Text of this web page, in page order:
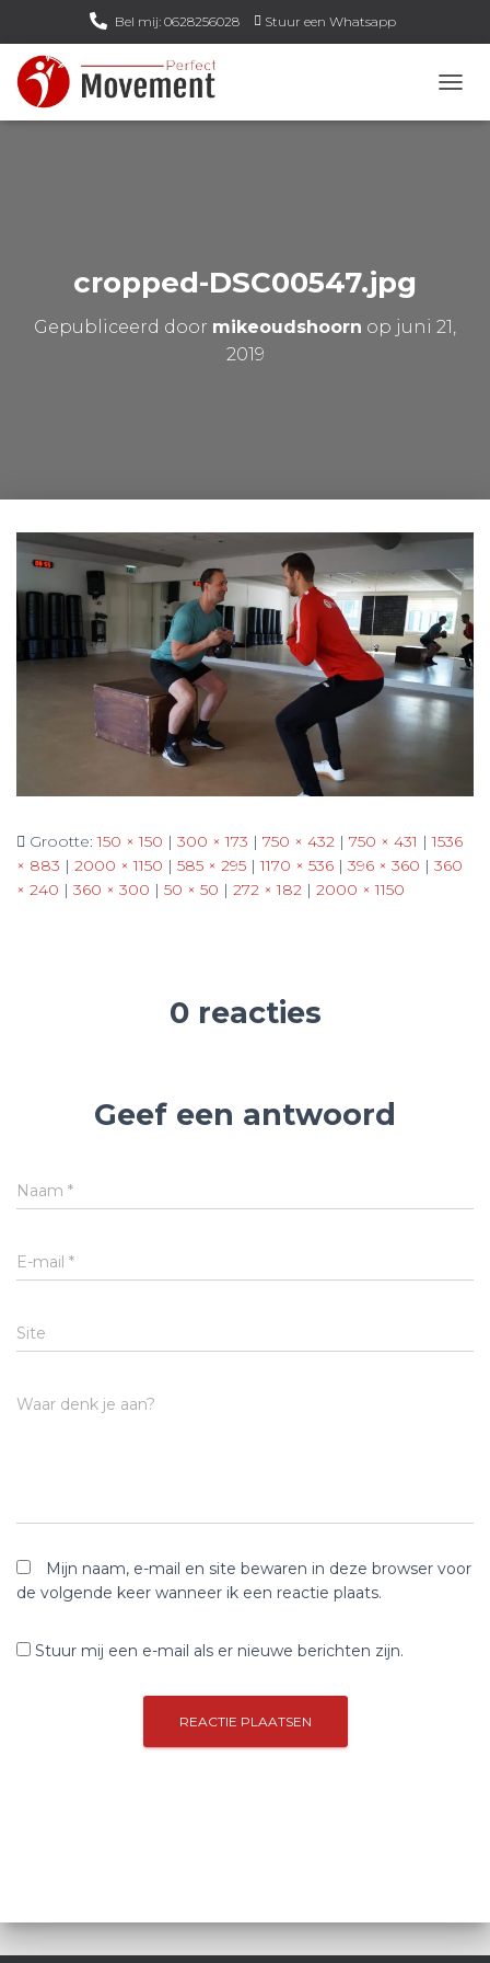
Bel mij: 0628256028 Stuur een Whatsapp
Email mij: info@perfect-movement.nl
A
cropped-DSC00547.jpg
Gepubliceerd door mikeoudshoorn op juni 21,
2019
Grootte:150 × 150 | 300 × 173 | 750 × 432 | 750 × 431 | 1536
× 883 | 2000 × 1150 | 585 × 295 | 1170 × 536 | 396 × 360 | 360
× 240 | 360 × 300 | 50 × 50 | 272 × 182 | 2000 × 1150
0 reacties
Geef een antwoord
Naam *
E-mail *
Site
Waar denk je aan?
Mijn naam, e-mail en site bewaren in deze browser voor
de volgende keer wanneer ik een reactie plaats.
Stuur mij een e-mail als er nieuwe berichten zijn.